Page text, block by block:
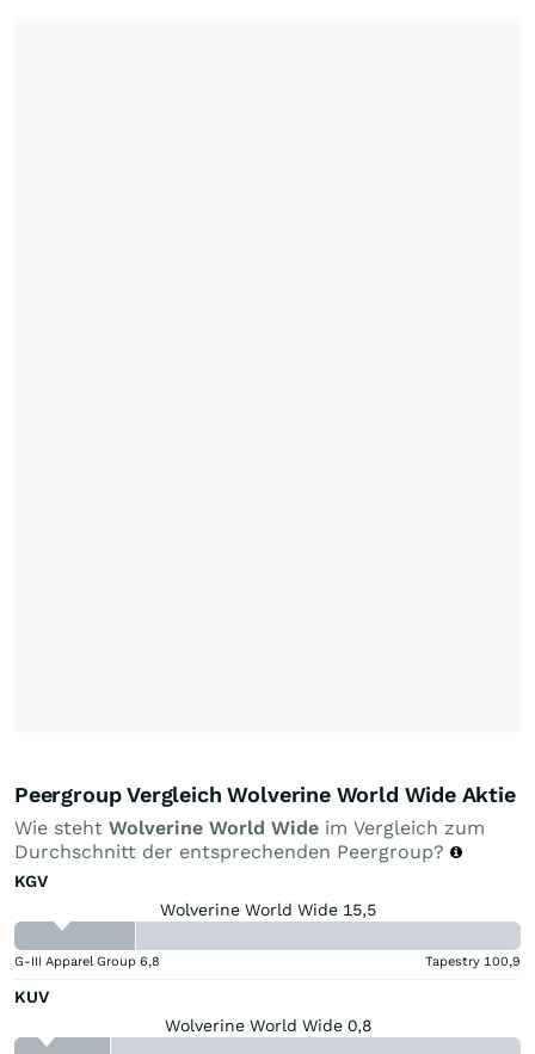
Peergroup Vergleich Wolverine World Wide Aktie
Wie steht Wolverine World Wide im Vergleich zum
Durchschnitt der entsprechenden Peergroup?
KGV
Wolverine World Wide 15,5
G-III Apparel Group 6,8 Tapestry 100,9
KUV
Wolverine World Wide 0,8